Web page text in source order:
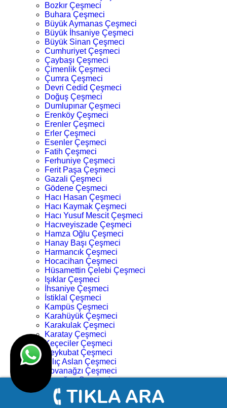
Bozkır Çeşmeci
Buhara Çeşmeci
Büyük Aymanas Çeşmeci
Büyük İhsaniye Çeşmeci
Büyük Sinan Çeşmeci
Cumhuriyet Çeşmeci
Çaybaşı Çeşmeci
Çimenlik Çeşmeci
Çumra Çeşmeci
Devri Cedid Çeşmeci
Doğuş Çeşmeci
Dumlupınar Çeşmeci
Erenköy Çeşmeci
Erenler Çeşmeci
Erler Çeşmeci
Esenler Çeşmeci
Fatih Çeşmeci
Ferhuniye Çeşmeci
Ferit Paşa Çeşmeci
Gazali Çeşmeci
Gödene Çeşmeci
Hacı Hasan Çeşmeci
Hacı Kaymak Çeşmeci
Hacı Yusuf Mescit Çeşmeci
Hacıveyiszade Çeşmeci
Hamza Oğlu Çeşmeci
Hanay Başı Çeşmeci
Harmancık Çeşmeci
Hocacihan Çeşmeci
Hüsamettin Çelebi Çeşmeci
Işıklar Çeşmeci
İhsaniye Çeşmeci
İstiklal Çeşmeci
Kampüs Çeşmeci
Karahüyük Çeşmeci
Karakulak Çeşmeci
Karatay Çeşmeci
Keçeciler Çeşmeci
Keykubat Çeşmeci
Kılıç Aslan Çeşmeci
Kovanağzı Çeşmeci
Kozağaç Çeşmeci
Köprü Başı Çeşmeci
Köyceğiz Çeşmeci